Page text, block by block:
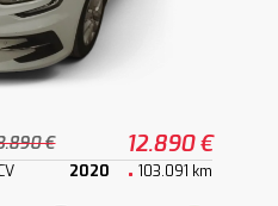
€ 12.890 €
2020 103.091 km